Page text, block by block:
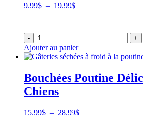
9.99$ – 19.99$Plage
9.99$
à
19.99$
- +
Ajouter au panier
Bouchées Poutine
Chiens
15.99$ – 28.99$Plage